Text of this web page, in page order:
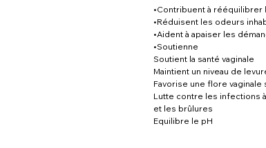
•Contribuent à rééquilibrer
•Réduisent les odeurs
•Aident à apaiser les
•Soutienne
Soutient la santé vaginale
Maintient un niveau de
Favorise une flore vaginale
Lutte contre les infections
et les brûlures
Equilibre le pH